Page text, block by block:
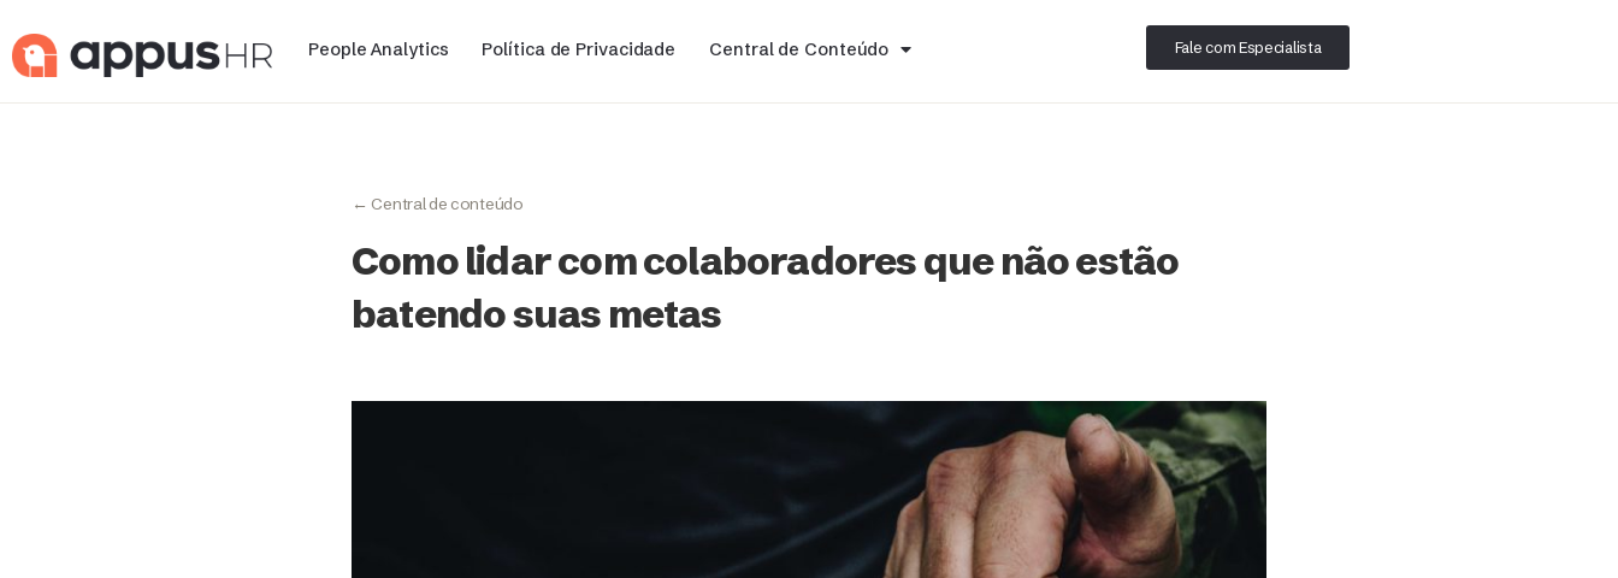
People Analytics Política de Privacidade Central de Conteúdo Fale com Especialista
← Central de conteúdo
Como lidar com colaboradores que não estão
batendo suas metas